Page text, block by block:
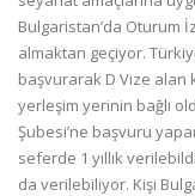
Bulgaristan’da Oturum
almaktan geçiyor.
başvurarak D Vize alan
yerleşim yerinin bağlı
Şubesi’ne başvuru
seferde 1 yıllık
da verilebiliyor. Kişi